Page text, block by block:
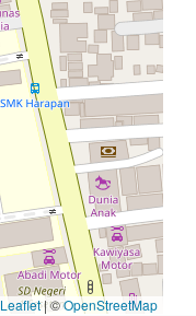
Leaflet|©OpenStreetMap